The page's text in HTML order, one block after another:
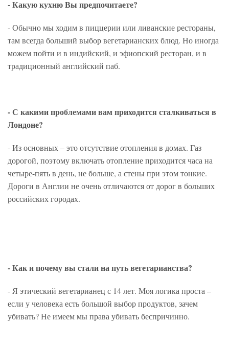
- Какую кухню Вы предпочитаете?
- Обычно мы ходим в пиццерии или ливанские рестораны,
там всегда больший выбор вегетарианских блюд. Но иногда
можем пойти и в индийский, и эфиопский ресторан, и в
традиционный английский паб.
- С какими проблемами вам приходится сталкиваться в
Лондоне?
- Из основных – это отсутствие отопления в домах. Газ
дорогой, поэтому включать отопление приходится часа на
четыре-пять в день, не больше, а стены при этом тонкие.
Дороги в Англии не очень отличаются от дорог в больших
российских городах.
- Как и почему вы стали на путь вегетарианства?
- Я этический вегетарианец с 14 лет. Моя логика проста –
если у человека есть большой выбор продуктов, зачем
убивать? Не имеем мы права убивать беспричинно.